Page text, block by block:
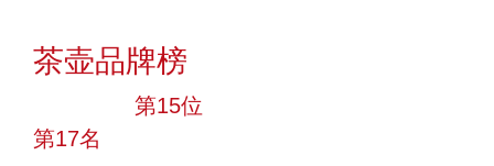
茶壶品牌榜
第15位
第17名